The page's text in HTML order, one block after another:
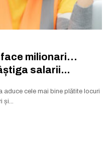
milionari…
salarii...
aduce cele mai bine plătite locuri